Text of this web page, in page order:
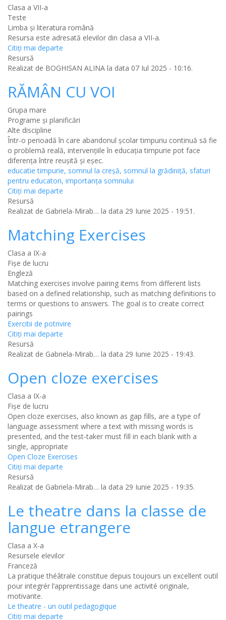
Clasa a VII-a
Teste
Limba şi literatura română
Resursa este adresată elevilor din clasa a VII-a.
Citiţi mai departe
Resursă
Realizat de BOGHISAN ALINA la data 07 Iul 2025 - 10:16.
RĂMÂN CU VOI
Grupa mare
Programe și planificări
Alte discipline
Într-o perioadă în care abandonul școlar timpuriu continuă să fie
o problemă reală, intervențiile în educația timpurie pot face
diferența între reușită și eșec.
educatie timpurie, somnul la creșă, somnul la grădiniță, sfaturi
pentru educatori, importanța somnului
Citiţi mai departe
Resursă
Realizat de Gabriela-Mirab… la data 29 Iunie 2025 - 19:51.
Matching Exercises
Clasa a IX-a
Fișe de lucru
Engleză
Matching exercises involve pairing items from different lists
based on a defined relationship, such as matching definitions to
terms or questions to answers. The goal is to create correct
pairings
Exercitii de potrivire
Citiţi mai departe
Resursă
Realizat de Gabriela-Mirab… la data 29 Iunie 2025 - 19:43.
Open cloze exercises
Clasa a IX-a
Fișe de lucru
Open cloze exercises, also known as gap fills, are a type of
language assessment where a text with missing words is
presented, and the test-taker must fill in each blank with a
single, appropriate
Open Cloze Exercises
Citiţi mai departe
Resursă
Realizat de Gabriela-Mirab… la data 29 Iunie 2025 - 19:35.
Le theatre dans la classe de
langue etrangere
Clasa a X-a
Resursele elevilor
Franceză
La pratique théâtrale constitue depuis toujours un excellent outil
pour integrér l’apprentissage dans une activité originale,
motivante.
Le theatre - un outil pedagogique
Citiţi mai departe